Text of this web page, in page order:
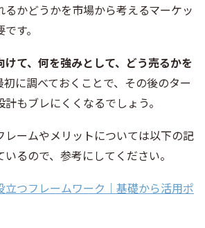
るかどうかを市場から考えるマーケッ
す。
て、何を強みとして、どう売るかを
初に調べておくことで、その後のター
もブレにくくなるでしょう。
レームやメリットについては以下の記
るので、参考にしてください。
立つフレームワーク｜基礎から活用ポ